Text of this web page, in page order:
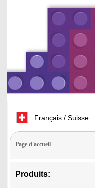
Français / Suisse
Page d'accueil
Produits: